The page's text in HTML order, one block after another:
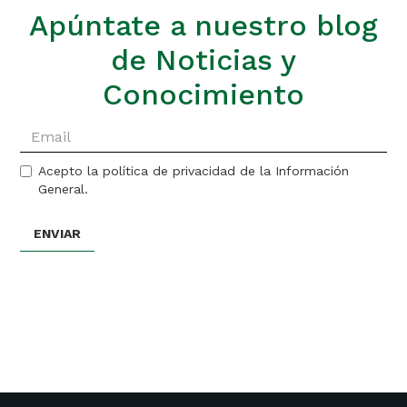
Apúntate a nuestro blog
de Noticias y
Conocimiento
Acepto la política de privacidad de la Información
General.